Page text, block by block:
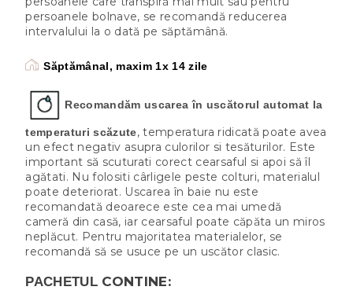
persoanele bolnave, se recomandă reducerea
intervalului la o dată pe săptămână.
Săptămânal, maxim 1x 14 zile
Recomandăm uscarea în uscătorul automat la
temperaturi scăzute, temperatura ridicată poate avea
un efect negativ asupra culorilor si tesăturilor. Este
important să scuturati corect cearsaful si apoi să îl
agătati. Nu folositi cârligele peste colturi, materialul
poate deteriorat. Uscarea în baie nu este
recomandată deoarece este cea mai umedă
cameră din casă, iar cearsaful poate căpăta un miros
neplăcut. Pentru majoritatea materialelor, se
recomandă să se usuce pe un uscător clasic.
PACHETULCONTINE: